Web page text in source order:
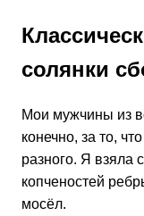
солянки
Мои мужчины из
конечно, за то,
разного. Я взяла
копченостей
мосёл.